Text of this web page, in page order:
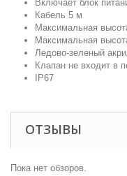
Включает блок
Кабель 5 м
Максимальная
Максимальная
Ледово-зеленый
Клапан не входит в
IP67
ОТЗЫВЫ
Пока нет обзоров.